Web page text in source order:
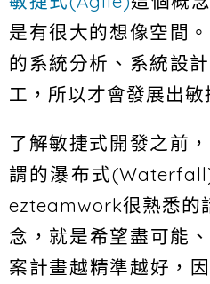
是有很大的想像空間
的系統分析、系統設
工，所以才會發展出敏
了解敏捷式開發之前
謂的瀑布式
ezteamwork很熟悉的
念，就是希望盡可能
案計畫越精準越好，